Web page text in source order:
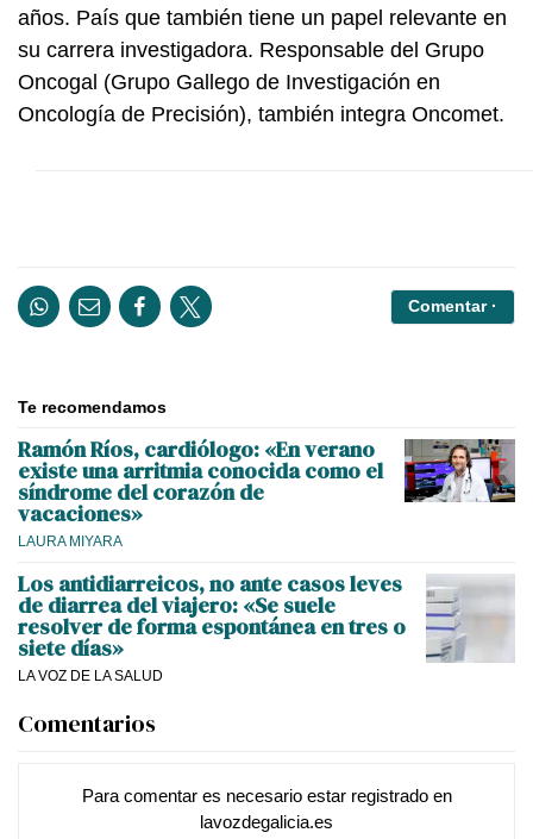
años. País que también tiene un papel relevante en
su carrera investigadora. Responsable del Grupo
Oncogal (Grupo Gallego de Investigación en
Oncología de Precisión), también integra Oncomet.
Comentar ·
Te recomendamos
Ramón Ríos, cardiólogo: «En verano
existe una arritmia conocida como el
síndrome del corazón de
vacaciones»
LAURA MIYARA
Los antidiarreicos, no ante casos leves
de diarrea del viajero: «Se suele
resolver de forma espontánea en tres o
siete días»
LA VOZ DE LA SALUD
Comentarios
Para comentar es necesario estar registradoen
lavozdegalicia.es